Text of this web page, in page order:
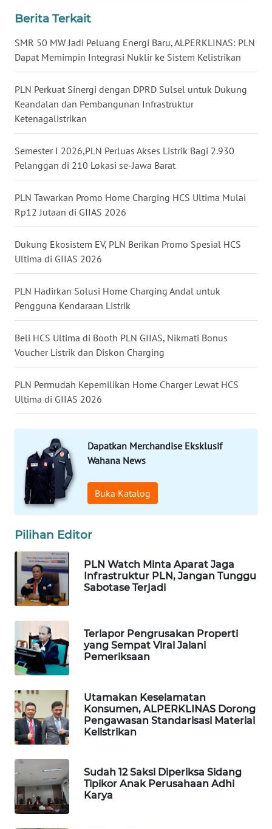
Berita Terkait
SMR 50 MW Jadi Peluang Energi Baru, ALPERKLINAS: PLN
Dapat Memimpin Integrasi Nuklir ke Sistem Kelistrikan
PLN Perkuat Sinergi dengan DPRD Sulsel untuk Dukung
Keandalan dan Pembangunan Infrastruktur
Ketenagalistrikan
Semester I 2026,PLN Perluas Akses Listrik Bagi 2.930
Pelanggan di 210 Lokasi se-Jawa Barat
PLN Tawarkan Promo Home Charging HCS Ultima Mulai
Rp12 Jutaan di GIIAS 2026
Dukung Ekosistem EV, PLN Berikan Promo Spesial HCS
Ultima di GIIAS 2026
PLN Hadirkan Solusi Home Charging Andal untuk
Pengguna Kendaraan Listrik
Beli HCS Ultima di Booth PLN GIIAS, Nikmati Bonus
Voucher Listrik dan Diskon Charging
PLN Permudah Kepemilikan Home Charger Lewat HCS
Ultima di GIIAS 2026
Dapatkan Merchandise Eksklusif
Wahana News
Buka Katalog
Pilihan Editor
PLN Watch Minta Aparat Jaga
Infrastruktur PLN, Jangan Tunggu
Sabotase Terjadi
Terlapor Pengrusakan Properti
yang Sempat Viral Jalani
Pemeriksaan
Utamakan Keselamatan
Konsumen, ALPERKLINAS Dorong
Pengawasan Standarisasi Material
Kelistrikan
Sudah 12 Saksi Diperiksa Sidang
Tipikor Anak Perusahaan Adhi
Karya
MALUKU
WN
MALUT
WN
WN
DANAU
WN
WN
LANGKAT
WN
TAPANULI
SELATAN
WN
TANJUNG
WN
SIMALUNGUN
WN
LABUHANBATU
WN
TAPANULI
TENGAH
SERDANG
WN
TEBING
TINGGI
WN
PAKPAK
KARAWANG
WN